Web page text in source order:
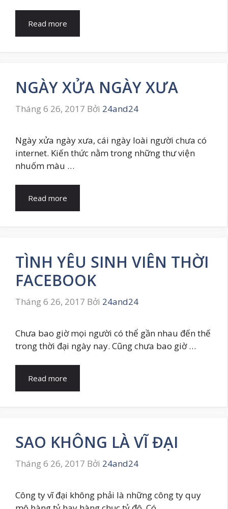
Read more
NGÀY XỬA NGÀY XƯA
Tháng 6 26, 2017 Bởi 24and24
Ngày xửa ngày xưa, cái ngày loài người chưa có
internet. Kiến thức nằm trong những thư viện
nhuốm màu …
Read more
TÌNH YÊU SINH VIÊN THỜI
FACEBOOK
Tháng 6 26, 2017 Bởi 24and24
Chưa bao giờ mọi người có thể gần nhau đến thế
trong thời đại ngày nay. Cũng chưa bao giờ …
Read more
SAO KHÔNG LÀ VĨ ĐẠI
Tháng 6 26, 2017 Bởi 24and24
Công ty vĩ đại không phải là những công ty quy